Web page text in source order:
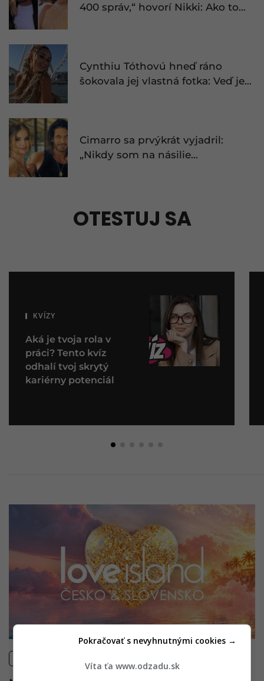
400 správ,“ hovorí Nikki: Ako to
Cynthiu Tóthovú hneď ráno
šokovala jej vlastná fotka: Veď je
Cimarro sa prvýkrát vyjadril:
„Nikdy som na násilie
OTESTUJ SA
KVÍZY
Aká je tvoja rola v
práci? Tento kvíz
odhalí tvoj skrytý
kariérny potenciál
Víta ťa www.odzadu.sk
Pokračovať s nevyhnutnými cookies →